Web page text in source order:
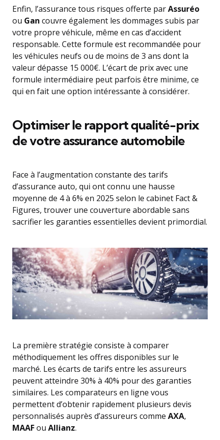
Enfin, l’assurance tous risques offerte parAssuréo
ou Gan couvre également les dommages subis par
votre propre véhicule, même en cas d’accident
responsable. Cette formule est recommandée pour
les véhicules neufs ou de moins de 3 ans dont la
valeur dépasse 15 000€. L’écart de prix avec une
formule intermédiaire peut parfois être minime, ce
qui en fait une option intéressante à considérer.
Optimiser le rapport qualité-prix
de votre assurance automobile
Face à l’augmentation constante des tarifs
d’assurance auto, qui ont connu une hausse
moyenne de 4 à 6% en 2025 selon le cabinet Fact &
Figures, trouver une couverture abordable sans
sacrifier les garanties essentielles devient primordial.
La première stratégie consiste à comparer
méthodiquement les offres disponibles sur le
marché. Les écarts de tarifs entre les assureurs
peuvent atteindre 30% à 40% pour des garanties
similaires. Les comparateurs en ligne vous
permettent d’obtenir rapidement plusieurs devis
personnalisés auprès d’assureurs comme AXA,
MAAFou Allianz.